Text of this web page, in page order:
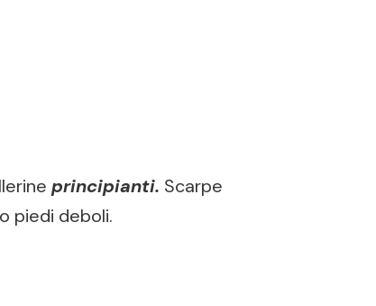
principianti. Scarpe
piedi deboli.